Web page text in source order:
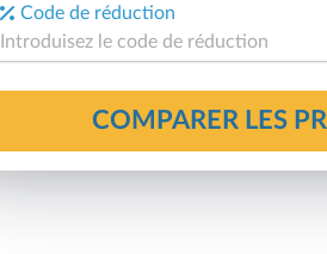
Code de réduction
COMPARER LES